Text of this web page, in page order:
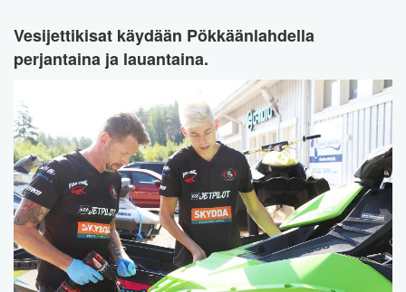
Vesijettikisat käydään Pökkäänlahdella
perjantaina ja lauantaina.